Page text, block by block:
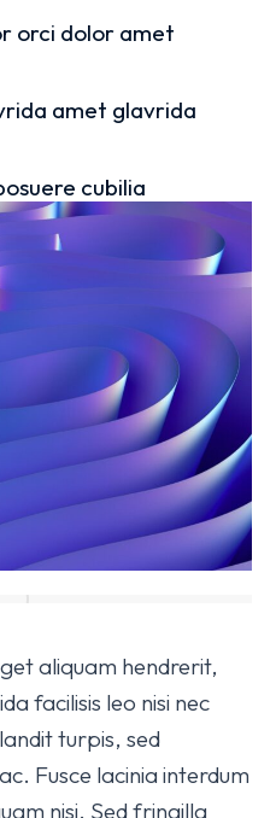
orci dolor amet
amet glavrida
cubilia
aliquam hendrerit,
facilisis leo nisi nec
turpis, sed
Fusce lacinia interdum
nisi. Sed fringilla